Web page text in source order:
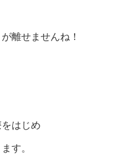
離せませんね！
はじめ
す。